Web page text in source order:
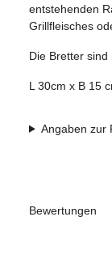
entstehenden
Grillfleisches
Die Bretter sind
L 30cm x B 15
Angaben zur
Bewertungen